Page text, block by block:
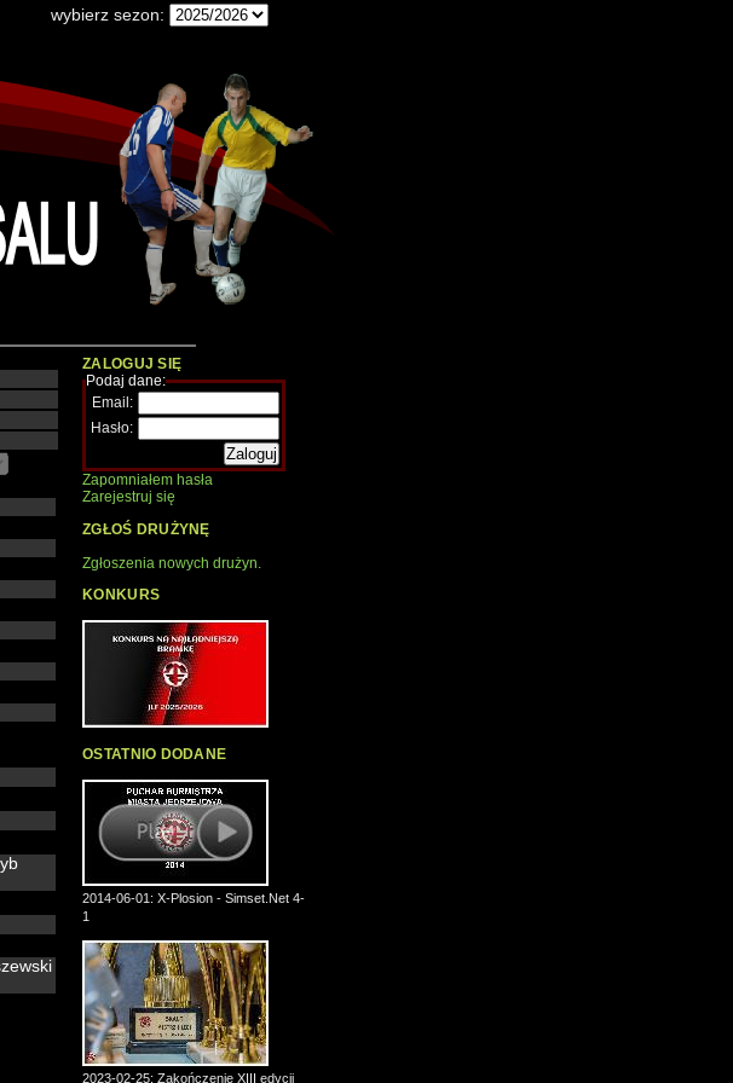
wybierz sezon:
ZALOGUJ SIĘ
Podaj dane:
Email:
Hasło:
Zapomniałem hasła
Zarejestruj się
ZGŁOŚ DRUŻYNĘ
Zgłoszenia nowych drużyn.
KONKURS
OSTATNIO DODANE
2014-06-01: X-Plosion - Simset.Net 4-
1
2023-02-25: Zakończenie XIII edycji